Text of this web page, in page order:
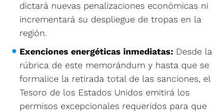
dictará nuevas penalizaciones económicas ni
incrementará su despliegue de tropas en la
región.
Exenciones energéticas inmediatas: Desde la
rúbrica de este memorándum y hasta que se
formalice la retirada total de las sanciones, el
Tesoro de los Estados Unidos emitirá los
permisos excepcionales requeridos para que